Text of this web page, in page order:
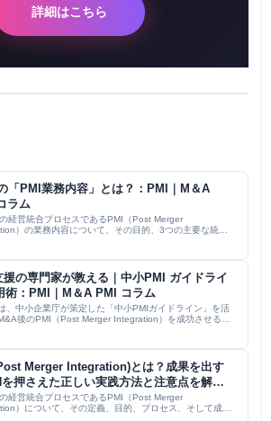
詳細はこちら
「PMI業務内容」とは？：PMI｜M＆A
ラム
経営統合プロセスであるPMI（Post Merger
）の業務内容について、その目的、3つの主要な統合
援の専門家が教える｜中小PMI ガイドライ
術：PMI｜M＆A PMI コラム
、中小企業庁が策定した「中小PMIガイドライン」を活
後のPMI（Post Merger Integration）を成功させるた
Merger Integration)とは？成果を出す
を押さえた正しい実践方法と注意点を解
｜M＆A PMI コラム
経営統合プロセスであるPMI（Post Merger
）について、その定義、目的、プロセス、そして成功